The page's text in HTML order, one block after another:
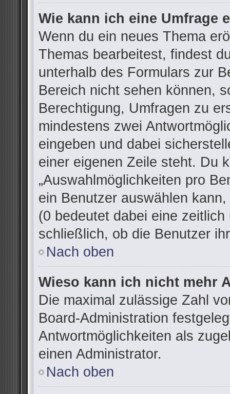
Wie kann ich eine Umfrage
Wenn du ein neues Thema
Themas bearbeitest, findest
unterhalb des Formulars zur
Bereich nicht sehen können,
Berechtigung, Umfragen zu
mindestens zwei
eingeben und dabei
einer eigenen Zeile steht. Du
„Auswahlmöglichkeiten pro
ein Benutzer auswählen
(0 bedeutet dabei eine
schließlich, ob die Benutzer
Nach oben
Wieso kann ich nicht mehr
Die maximal zulässige Zahl
Board-Administration
Antwortmöglichkeiten als
einen Administrator.
Nach oben